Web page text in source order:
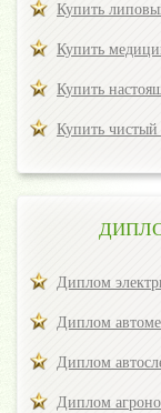
Купить
Купить
Купить
Купить
Диплом
Диплом
Диплом
Диплом